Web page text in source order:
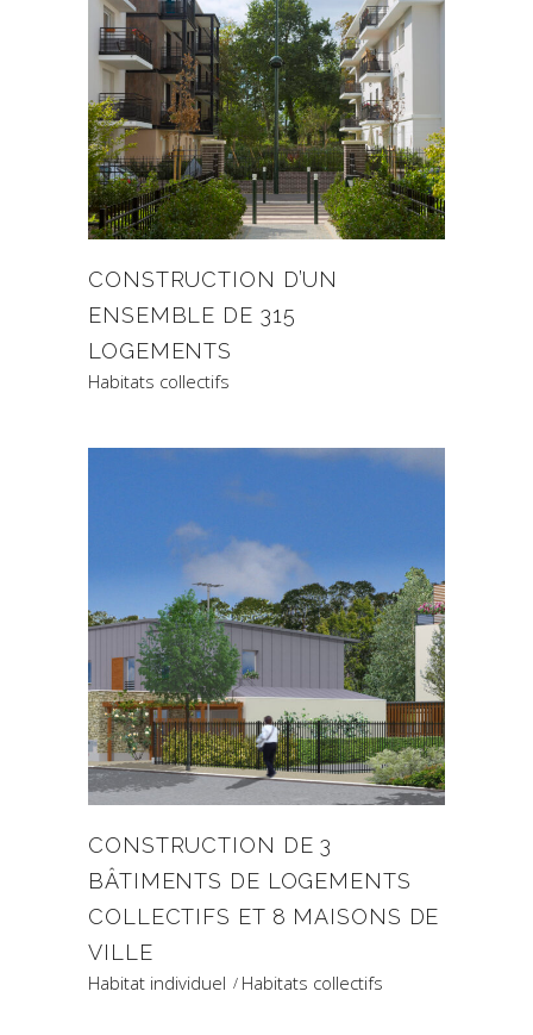
CONSTRUCTION D’UN
ENSEMBLE DE 315
LOGEMENTS
Habitats collectifs
CONSTRUCTION DE 3
BÂTIMENTS DE LOGEMENTS
COLLECTIFS ET 8 MAISONS DE
VILLE
Habitat individuel Habitats collectifs